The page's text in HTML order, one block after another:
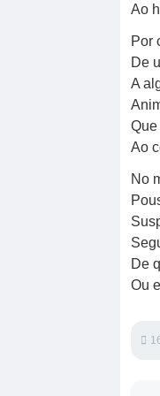
Ao
Por
De
A
Ao
No
De
Ou